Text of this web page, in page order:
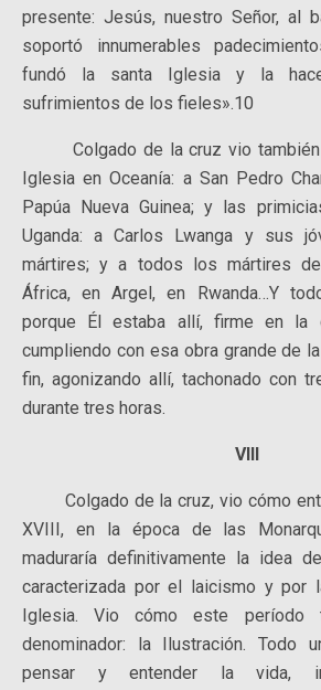
presente: Jesús, nuestro Señor, al
soportó innumerables
fundó la santa Iglesia y la
sufrimientos de los fieles».10
Colgado de la cruz vio también
Iglesia en Oceanía: a San Pedro
Papúa Nueva Guinea; y las
Uganda: a Carlos Lwanga y sus
mártires; y a todos los mártires
África, en Argel, en Rwanda…Y
porque Él estaba allí, firme en la
cumpliendo con esa obra grande de
fin, agonizando allí, tachonado con
durante tres horas.
VIII
Colgado de la cruz, vio cómo
XVIII, en la época de las
maduraría definitivamente la idea
caracterizada por el laicismo y por
Iglesia. Vio cómo este período
denominador: la Ilustración. Todo
pensar y entender la vida,